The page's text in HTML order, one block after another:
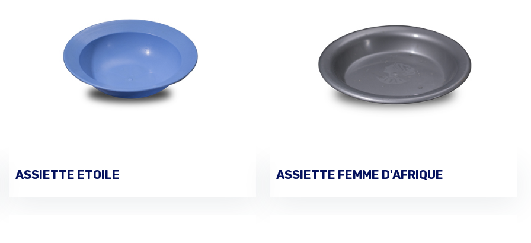
PASSER UNE COMMANDE
ASSIETTE ETOILE PASSER UNE COMMANDE
ASSIETTE FEMME D'AFRIQUE